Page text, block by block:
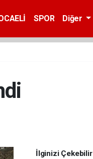
SPOR Diğer
İlginizi Çekebilir